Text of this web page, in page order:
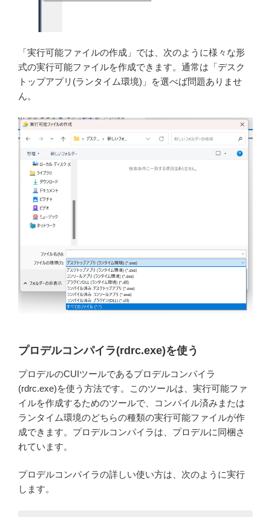
「実行可能ファイルの作成」では、次のように様々な形
式の実行可能ファイルを作成できます。通常は「デスク
トップアプリ(ランタイム環境)」を選べば問題ありませ
ん。
プロデルコンパイラ(rdrc.exe)を使う
プロデルのCUIツールであるプロデルコンパイラ
(rdrc.exe)を使う方法です。このツールは、実行可能ファ
イルを作成するためのツールで、コンパイル済みまたは
ランタイム環境のどちらの種類の実行可能ファイルが作
成できます。プロデルコンパイラは、プロデルに同梱さ
れています。
プロデルコンパイラの詳しい使い方は、次のように実行
します。